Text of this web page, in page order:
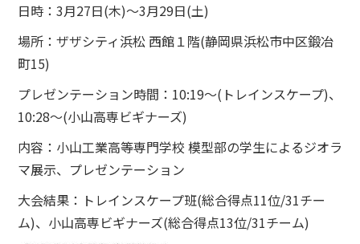
日時：3月27日(木)～3月29日(土)
場所：ザザシティ浜松 西館１階(静岡県浜松市中区鍛冶
町15)
プレゼンテーション時間：10:19～(トレインスケープ)、
10:28～(小山高専ビギナーズ)
内容：小山工業高等専門学校 模型部の学生によるジオラ
マ展示、プレゼンテーション
大会結果：トレインスケープ班(総合得点11位/31チー
ム)、小山高専ビギナーズ(総合得点13位/31チーム)